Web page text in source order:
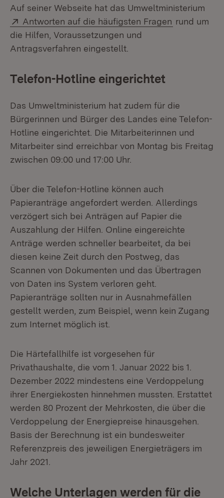
Auf seiner Webseite hat das Umweltministerium
Extern:
Antworten auf die häufigsten Fragen (Öffnet in
rund um
die Hilfen, Vo­raussetzungen und
Antragsverfahren eingestellt.
Telefon-Hotline eingerichtet
Das Umweltministerium hat zudem für die
Bürgerinnen und Bürger des Landes eine Telefon-
Hotline eingerichtet. Die Mitarbeiterinnen und
Mitarbeiter sind erreichbar von Montag bis Freitag
zwi­schen 09:00 und 17:00 Uhr.
Über die Telefon-Hotline können auch
Papieranträge angefordert werden. Aller­dings
verzögert sich bei Anträgen auf Papier die
Auszahlung der Hilfen. Online eingereichte
Anträge werden schneller bearbeitet, da bei
diesen keine Zeit durch den Postweg, das
Scannen von Dokumenten und das Übertragen
von Daten ins System verloren geht.
Papieranträge sollten nur in Ausnahmefällen
gestellt wer­den, zum Beispiel, wenn kein Zugang
zum Internet möglich ist.
Die Härtefallhilfe ist vorgesehen für
Privathaushalte, die vom 1. Januar 2022 bis 1.
Dezember 2022 mindestens eine Verdoppelung
ihrer Energiekosten hinneh­men mussten. Erstattet
werden 80 Prozent der Mehrkosten, die über die
Ver­doppelung der Energiepreise hinausgehen.
Basis der Berechnung ist ein bun­desweiter
Referenzpreis des jeweiligen Energieträgers im
Jahr 2021.
Welche Unterlagen werden für die